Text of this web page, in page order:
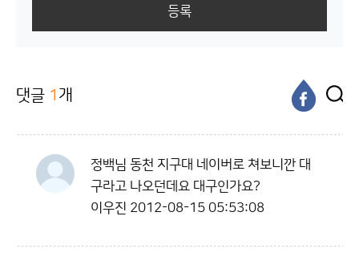
등록
댓글 1 개
정백님 동천 지구대 네이버로 쳐보니깐 대
구라고 나오던데요 대구인가요?
이우진 2012-08-15 05:53:08